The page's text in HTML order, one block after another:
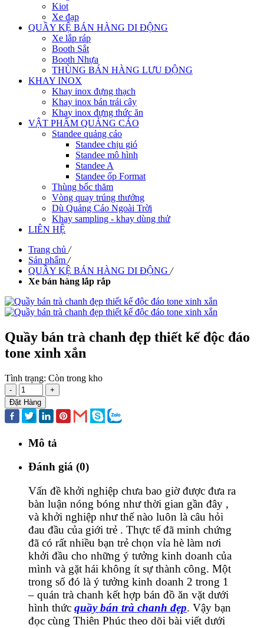
Kiot
Xe đạp
QUẦY KỆ BÁN HÀNG DI ĐỘNG
Xe lắp ráp
Booth Sắt
Booth Nhựa
THÙNG BÁN HÀNG LƯU ĐỘNG
KHAY INOX
Khay inox đựng thạch
Khay inox bán trái cây
Khay inox đựng thức ăn
VẬT PHẨM QUẢNG CÁO
Standee quảng cáo
Standee chịu gió
Standee mô hình
Standee A
Standee ốp Format
Thùng bốc thăm
Vòng quay trúng thưởng
Dù Quảng Cáo Ngoài Trời
Khay sampling - khay dùng thử
LIÊN HỆ
Trang chủ /
Sản phẩm /
QUẦY KỆ BÁN HÀNG DI ĐỘNG /
Xe bán hàng lắp rắp
Quầy bán trà chanh đẹp thiết kế độc đáo
tone xinh xắn
Tình trạng: Còn trong kho
-
+
Đặt Hàng
Mô tả
Đánh giá (0)
Vấn đề khởi nghiệp chưa bao giờ được đưa ra
bàn luận nóng bóng như thời gian gần đây ,
và khởi nghiệp như thế nào luôn là câu hỏi
đau đầu của giới trẻ . Thực tế đã minh chứng
đã có rất nhiều bạn trẻ chọn vỉa hè làm nơi
khởi đầu cho những ý tưởng kinh doanh của
mình và gặt hái không ít sự thành công. Một
trong số đó là ý tưởng kinh doanh 2 trong 1
– quán trà chanh kết hợp bán đồ ăn vặt dưới
hình thức quầy bán trà chanh đẹp. Vậy bạn
đọc cùng Thiên Phúc theo dõi bài viết dưới